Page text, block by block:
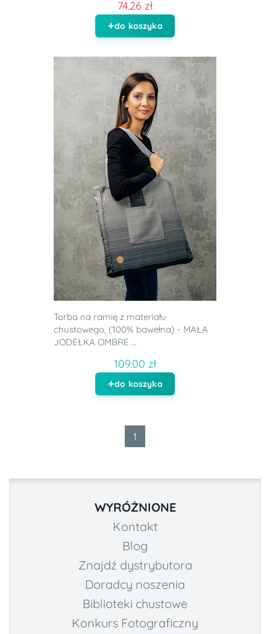
74.26 zł
do koszyka
Torba na ramię z materiału
chustowego, (100% bawełna) - MAŁA
JODEŁKA OMBRE ...
109.00 zł
do koszyka
1
WYRÓŻNIONE
Kontakt
Blog
Znajdź dystrybutora
Doradcy noszenia
Biblioteki chustowe
Konkurs Fotograficzny